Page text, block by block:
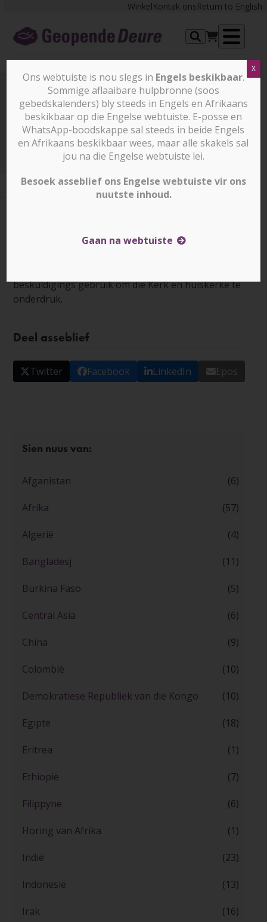
content
WinkelKontak onsReturn to English
Prayer Points
Prayer Points 31 Oktober 2025
beskuldigings gebruik om die Kerk en huiskerke te
onderdruk.
Deel asseblief
Twitter Facebook LinkedIn Epos
Sien nuus van:
Afganistan (6)
Afrika (57)
Algerië (4)
Bangladesj (11)
Burkina Faso (5)
Central Asia (6)
China (9)
Colombië (10)
Demokratiese Republiek van die Kongo (10)
Egipte (18)
Eritrea (1)
Ethiopië (7)
Filippyne (6)
Horing van Afrika (1)
Indië (23)
Indonesië (13)
Irak (16)
Ons webtuiste is nou slegs in Engels beskikbaar.
Sommige aflaaibare hulpbronne (soos
gebedskalenders) bly steeds in Engels en Afrikaans
beskikbaar op die Engelse webtuiste. E-posse en
WhatsApp-boodskappe sal steeds in beide Engels
en Afrikaans beskikbaar wees, maar alle skakels sal
jou na die Engelse webtuiste lei.
Besoek asseblief ons Engelse webtuiste vir ons
nuutste inhoud.
Gaan na webtuiste
X